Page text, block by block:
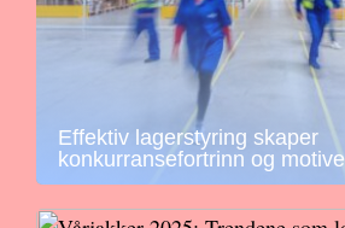
Effektiv lagerstyring skaper
konkurransefortrinn og